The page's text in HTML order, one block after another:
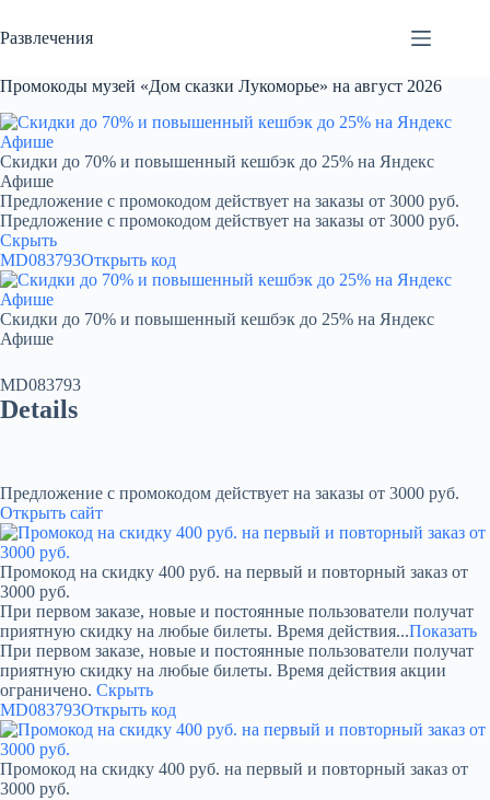
к
сути
Развлечения
Промокоды музей «Дом сказки Лукоморье» на август 2026
Скидки до 70% и повышенный кешбэк до 25% на Яндекс
Афише
Предложение с промокодом действует на заказы от 3000 руб.
Предложение с промокодом действует на заказы от 3000 руб.
Скрыть
MD083793Открыть код
Скидки до 70% и повышенный кешбэк до 25% на Яндекс
Афише
MD083793
Details
Предложение с промокодом действует на заказы от 3000 руб.
Открыть сайт
Промокод на скидку 400 руб. на первый и повторный заказ от
3000 руб.
При первом заказе, новые и постоянные пользователи получат
приятную скидку на любые билеты. Время действия...Показать
При первом заказе, новые и постоянные пользователи получат
приятную скидку на любые билеты. Время действия акции
ограничено. Скрыть
MD083793Открыть код
Промокод на скидку 400 руб. на первый и повторный заказ от
3000 руб.